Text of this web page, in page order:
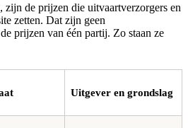
de prijzen die uitvaartverzorgers en
zetten. Dat zijn geen
prijzen van één partij. Zo staan ze
Uitgever en grondslag